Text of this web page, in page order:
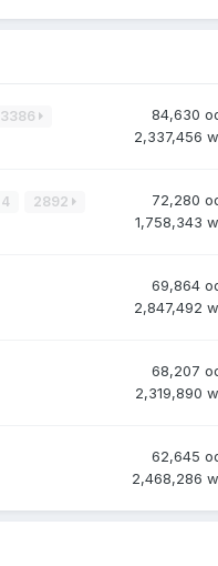
3386 84,630
2,337,456
4 2892 72,280
1,758,343
69,864
2,847,492
68,207
2,319,890
62,645
2,468,286